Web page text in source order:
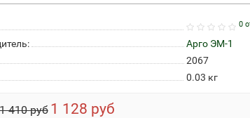
0
Арго ЭМ-1
2067
0.03 кг
410 руб 1 128 руб